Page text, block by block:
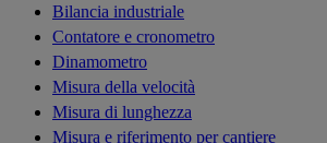
Bilancia industriale
Contatore e cronometro
Dinamometro
Misura della velocità
Misura di lunghezza
Misura e riferimento per cantiere